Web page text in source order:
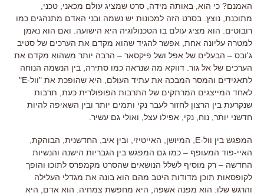
האמנם? כי הוא, באותה מידה, סרט שמציג עולם מכאני, טכני,
מתוכנת, נוצץ. בסרט הזה למכונות יש נשמה ובני האדם מתנהגים כמו
רובוטים. הוא מציג עולם בו הטכנולוגיה היא הישועה. ואם הוא נאמן
למטרה עליונה אחת, אפשר להגיד שהוא מקדם את הערכים של סטיב
ג'ובס – הבעלים של אפל ושל פיקסאר – הרבה יותר משהוא מקדם את
הערכים של אל גור. דווקא מה שנראה כמו סתירה, בין הנשמה הנוחה
לתאגידים והמסר המבכה את עתיד העולם, היא שהופכת את "וול-E"
לאחד המייצגים המרתקים של התרבות הפופולרית כעת, תרבות
שנקרעת בין הרצון לחזור לעבר נקי ותמים יותר ובין השאיפה להיות
חדשני יותר, נוח, נקי, אפילו עצל, ואולי גם עשיר.
המפגש בין וול-E, המיושן, האייטיזי, ובין איב, החדשנית, הבוהקת,
האיי-פוד המעופף – כמו גם המפגש בין הגבריות הישנה והנשיות
החדשה – רק מוסיף לשלל הנושאים שהסרט מקמפרס לתוכו והופך
לקופסאות תוכן מדודות היטב מהם הוא בונה את מגדלי העלילה
והרגש שלו. הוא מפנה אשפה, היא מחפשת צמחיה. הוא אדם, היא